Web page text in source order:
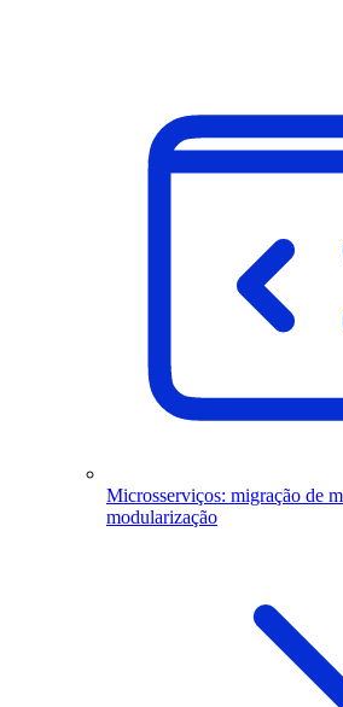
Microsserviços: migração de
modularização